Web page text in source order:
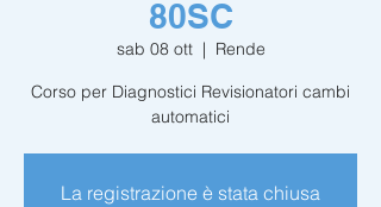
80SC
sab 08 ott
  |
Rende
Corso per Diagnostici Revisionatori cambi
automatici
La registrazione è stata chiusa